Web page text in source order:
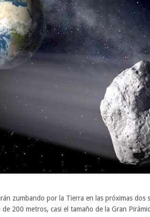
zumbando por la Tierra en las próximas
200 metros, casi el tamaño de la Gran